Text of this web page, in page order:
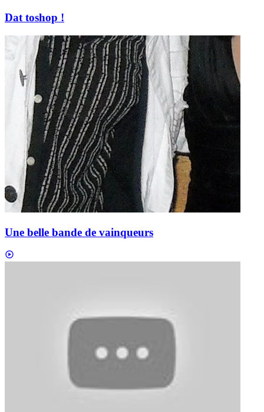
Dat toshop !
Une belle bande de vainqueurs